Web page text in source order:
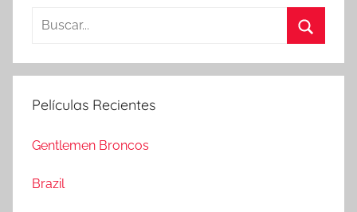
s
a
:
u
Películas Recientes
Gentlemen Broncos
Brazil